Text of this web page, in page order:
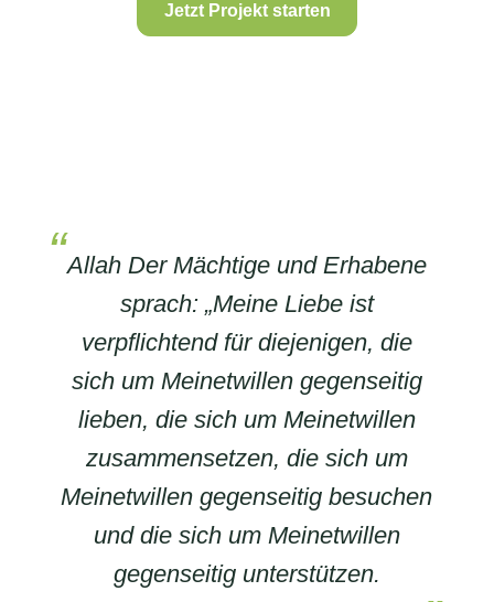
Jetzt Projekt starten
Allah Der Mächtige und Erhabene
sprach: „Meine Liebe ist
verpflichtend für diejenigen, die
sich um Meinetwillen gegenseitig
lieben, die sich um Meinetwillen
zusammensetzen, die sich um
Meinetwillen gegenseitig besuchen
und die sich um Meinetwillen
gegenseitig unterstützen.